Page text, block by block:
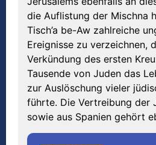
die Auflistung der Mischna
Tisch’a be-Aw zahlreiche
Ereignisse zu verzeichnen,
Verkündung des ersten
Tausende von Juden das
zur Auslöschung vieler
führte. Die Vertreibung der
sowie aus Spanien gehört